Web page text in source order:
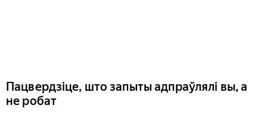
Пацвердзіце, што запыты адпраўлялі вы, а
не робат